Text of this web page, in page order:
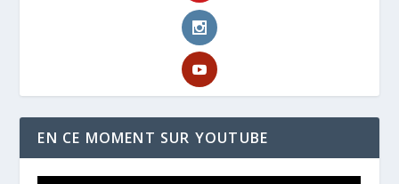
EN CE MOMENT SUR YOUTUBE